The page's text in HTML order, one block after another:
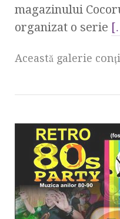
magazinului
organizat o serie
Această galerie